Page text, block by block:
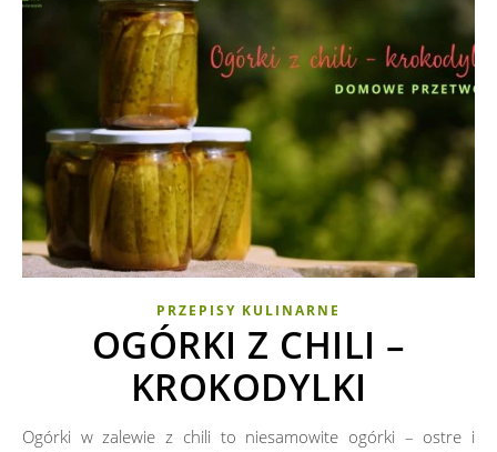
PRZEPISY KULINARNE
OGÓRKI Z CHILI –
KROKODYLKI
Ogórki w zalewie z chili to niesamowite ogórki – ostre i